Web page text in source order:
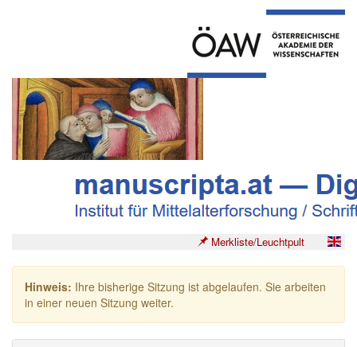
Merkliste/Leuchtpult
Hinweis: Ihre bisherige Sitzung ist abgelaufen. Sie arbeiten
in einer neuen Sitzung weiter.